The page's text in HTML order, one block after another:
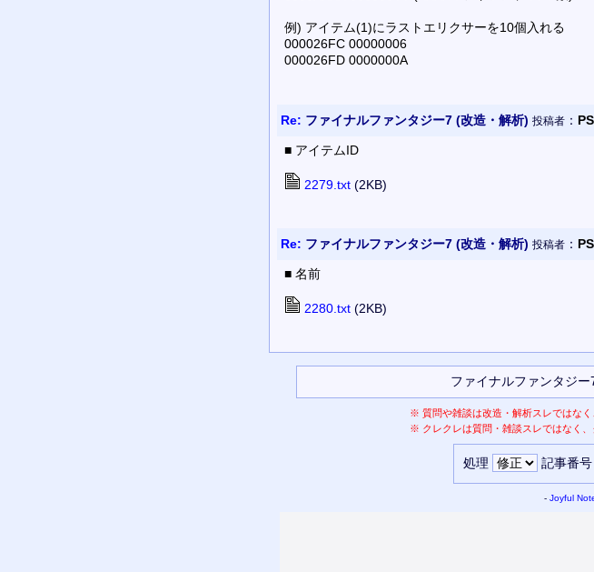
例) アイテム(1)にラストエリクサーを10個入れる
000026FC 00000006
000026FD 0000000A
Re: ファイナルファンタジー7 (改造・解析) 投稿者 ：
■ アイテムID
2279.txt (2KB)
Re: ファイナルファンタジー7 (改造・解析) 投稿者 ：
■ 名前
2280.txt (2KB)
※ 質問や雑談は改造・解析スレではな
※ クレクレは質問・雑談スレではなく
処理 記事番号
- Joyful